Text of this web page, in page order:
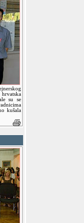
su se
kušala